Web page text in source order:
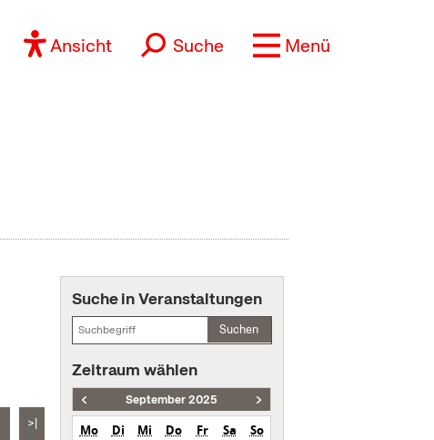
Ansicht Suche Menü
>|
Suche in Veranstaltungen
Suchen
Zeitraum wählen
September 2025
Mo Di Mi Do Fr Sa
So